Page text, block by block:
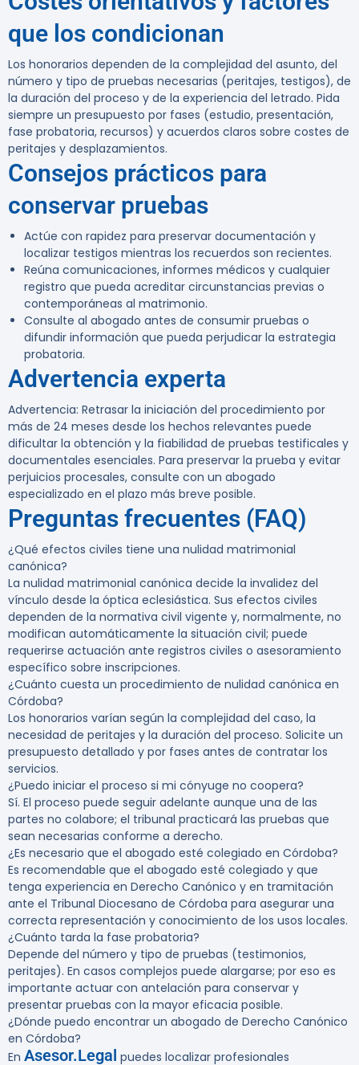
que los condicionan
Los honorarios dependen de la complejidad del asunto, del
número y tipo de pruebas necesarias (peritajes, testigos), de
la duración del proceso y de la experiencia del letrado. Pida
siempre un presupuesto por fases (estudio, presentación,
fase probatoria, recursos) y acuerdos claros sobre costes de
peritajes y desplazamientos.
Consejos prácticos para
conservar pruebas
Actúe con rapidez para preservar documentación y
localizar testigos mientras los recuerdos son recientes.
Reúna comunicaciones, informes médicos y cualquier
registro que pueda acreditar circunstancias previas o
contemporáneas al matrimonio.
Consulte al abogado antes de consumir pruebas o
difundir información que pueda perjudicar la estrategia
probatoria.
Advertencia experta
Advertencia: Retrasar la iniciación del procedimiento por
más de 24 meses desde los hechos relevantes puede
dificultar la obtención y la fiabilidad de pruebas testificales y
documentales esenciales. Para preservar la prueba y evitar
perjuicios procesales, consulte con un abogado
especializado en el plazo más breve posible.
Preguntas frecuentes (FAQ)
¿Qué efectos civiles tiene una nulidad matrimonial
canónica?
La nulidad matrimonial canónica decide la invalidez del
vínculo desde la óptica eclesiástica. Sus efectos civiles
dependen de la normativa civil vigente y, normalmente, no
modifican automáticamente la situación civil; puede
requerirse actuación ante registros civiles o asesoramiento
específico sobre inscripciones.
¿Cuánto cuesta un procedimiento de nulidad canónica en
Córdoba?
Los honorarios varían según la complejidad del caso, la
necesidad de peritajes y la duración del proceso. Solicite un
presupuesto detallado y por fases antes de contratar los
servicios.
¿Puedo iniciar el proceso si mi cónyuge no coopera?
Sí. El proceso puede seguir adelante aunque una de las
partes no colabore; el tribunal practicará las pruebas que
sean necesarias conforme a derecho.
¿Es necesario que el abogado esté colegiado en Córdoba?
Es recomendable que el abogado esté colegiado y que
tenga experiencia en Derecho Canónico y en tramitación
ante el Tribunal Diocesano de Córdoba para asegurar una
correcta representación y conocimiento de los usos locales.
¿Cuánto tarda la fase probatoria?
Depende del número y tipo de pruebas (testimonios,
peritajes). En casos complejos puede alargarse; por eso es
importante actuar con antelación para conservar y
presentar pruebas con la mayor eficacia posible.
¿Dónde puedo encontrar un abogado de Derecho Canónico
en Córdoba?
En Asesor.Legal puedes localizar profesionales